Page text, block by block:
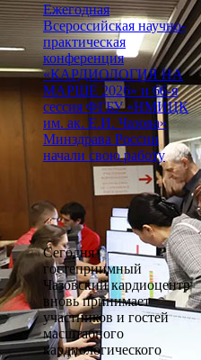
Ежегодная
Всероссийская научно-
практическая
конференция
«КАРДИОЛОГИЯ НА
МАРШЕ 2026» и 66-я
сессия ФГБУ «НМИЦК
им. ак. Е.И. Чазова»
Минздрава России
начали свою работу
Сегодня
гостеприимный
Чазовский кардиоцентр
вновь принимает
участников и гостей
масштабного
кардиологического